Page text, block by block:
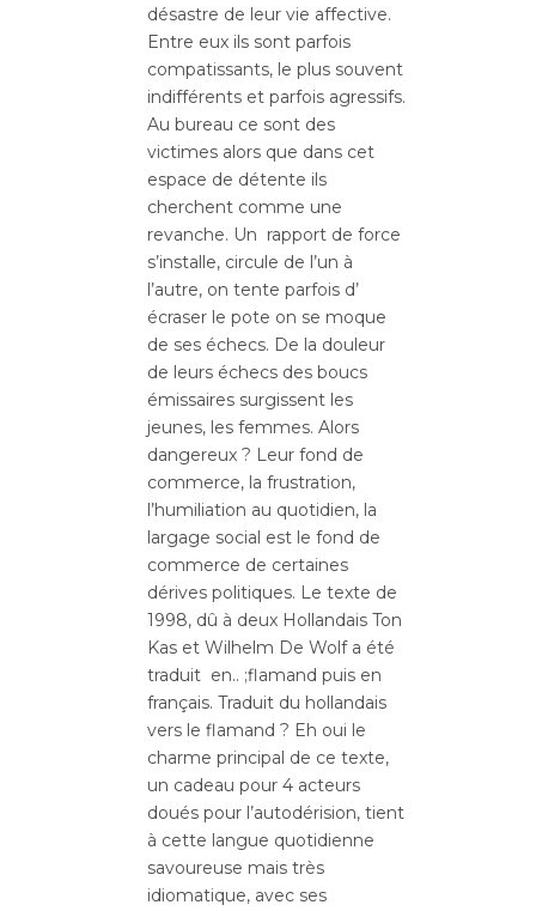
désastre de leur vie affective.
Entre eux ils sont parfois
compatissants, le plus souvent
indifférents et parfois agressifs.
Au bureau ce sont des
victimes alors que dans cet
espace de détente ils
cherchent comme une
revanche. Un rapport de force
s’installe, circule de l’un à
l’autre, on tente parfois d’
écraser le pote on se moque
de ses échecs. De la douleur
de leurs échecs des boucs
émissaires surgissent les
jeunes, les femmes. Alors
dangereux ? Leur fond de
commerce, la frustration,
l’humiliation au quotidien, la
largage social est le fond de
commerce de certaines
dérives politiques. Le texte de
1998, dû à deux Hollandais Ton
Kas et Wilhelm De Wolf a été
traduit en.. ;flamand puis en
français. Traduit du hollandais
vers le flamand ? Eh oui le
charme principal de ce texte,
un cadeau pour 4 acteurs
doués pour l’autodérision, tient
à cette langue quotidienne
savoureuse mais très
idiomatique, avec ses